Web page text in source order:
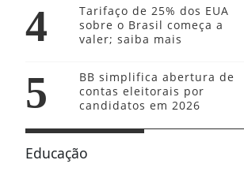
4
Tarifaço de 25% dos EUA
sobre o Brasil começa a
valer; saiba mais
5
BB simplifica abertura de
contas eleitorais por
candidatos em 2026
Educação